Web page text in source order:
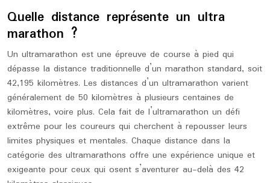
Quelle distance représente un ultra
marathon ?
Un ultramarathon est une épreuve de course à pied qui
dépasse la distance traditionnelle d’un marathon standard, soit
42,195 kilomètres. Les distances d’un ultramarathon varient
généralement de 50 kilomètres à plusieurs centaines de
kilomètres, voire plus. Cela fait de l’ultramarathon un défi
extrême pour les coureurs qui cherchent à repousser leurs
limites physiques et mentales. Chaque distance dans la
catégorie des ultramarathons offre une expérience unique et
exigeante pour ceux qui osent s’aventurer au-delà des 42